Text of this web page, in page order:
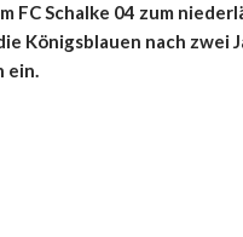
FC Schalke 04 zum
Königsblauen nach zwei
ein.